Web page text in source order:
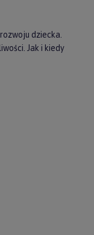
dziecka.
Jak i kiedy